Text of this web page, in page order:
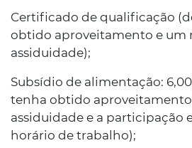
Certificado de qualificação
obtido aproveitamento e um
assiduidade);
Subsídio de alimentação:
tenha obtido
assiduidade e a participação
horário de trabalho);